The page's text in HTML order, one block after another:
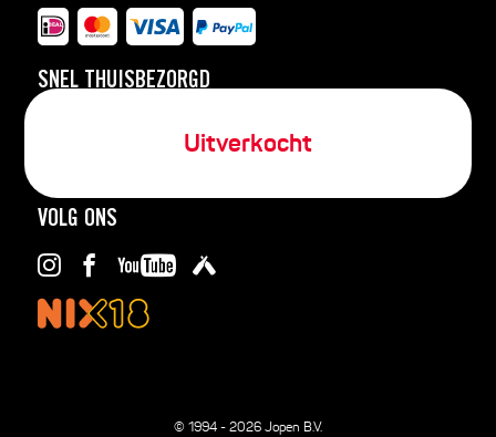
Uitverkocht
SNEL THUISBEZORGD
VOLG ONS
© 1994 - 2026 Jopen B.V.